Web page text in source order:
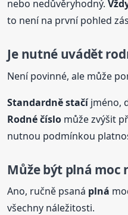
nebo nedůvěryhodný.
to není na první pohled
Je nutné uvádět
Není povinné, ale může
Standardně stačíjméno,
Rodné číslo může zvýšit
nutnou podmínkou
Může být plná moc
Ano, ručně psaná plná
všechny náležitosti.